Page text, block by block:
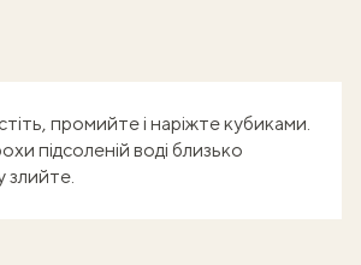
промийте і наріжте кубиками.
підсоленій воді близько
злийте.